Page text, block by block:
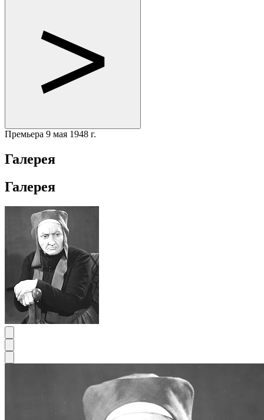
Премьера 9 мая 1948 г.
Галерея
Галерея